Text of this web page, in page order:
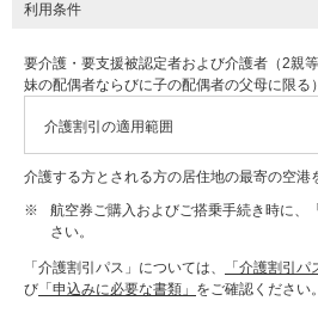
利用条件
要介護・要支援被認定者および介護者（2親
妹の配偶者ならびに子の配偶者の父母に限る
介護割引の適用範囲
介護する方とされる方の居住地の最寄の空港
※
航空券ご購入およびご搭乗手続き時に、
さい。
「介護割引パス」については、 「介護割引パ
び 「申込みに必要な書類」 をご確認ください。